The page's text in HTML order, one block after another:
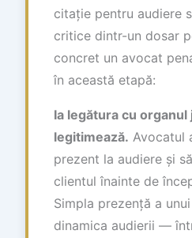
citație pentru audiere
critice dintr-un dosar
concret un avocat
în această etapă:
Ia legătura cu organul
legitimează. Avocatul
prezent la audiere și
clientul înainte de
Simpla prezență a
dinamica audierii —